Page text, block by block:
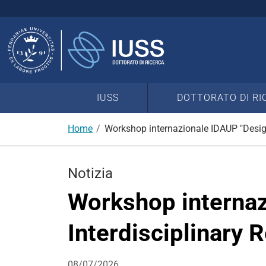
sito
IUSS DOTTORATO DI
Home Workshop internazionale IDAUP
Notizia
Workshop
Interdisciplinary